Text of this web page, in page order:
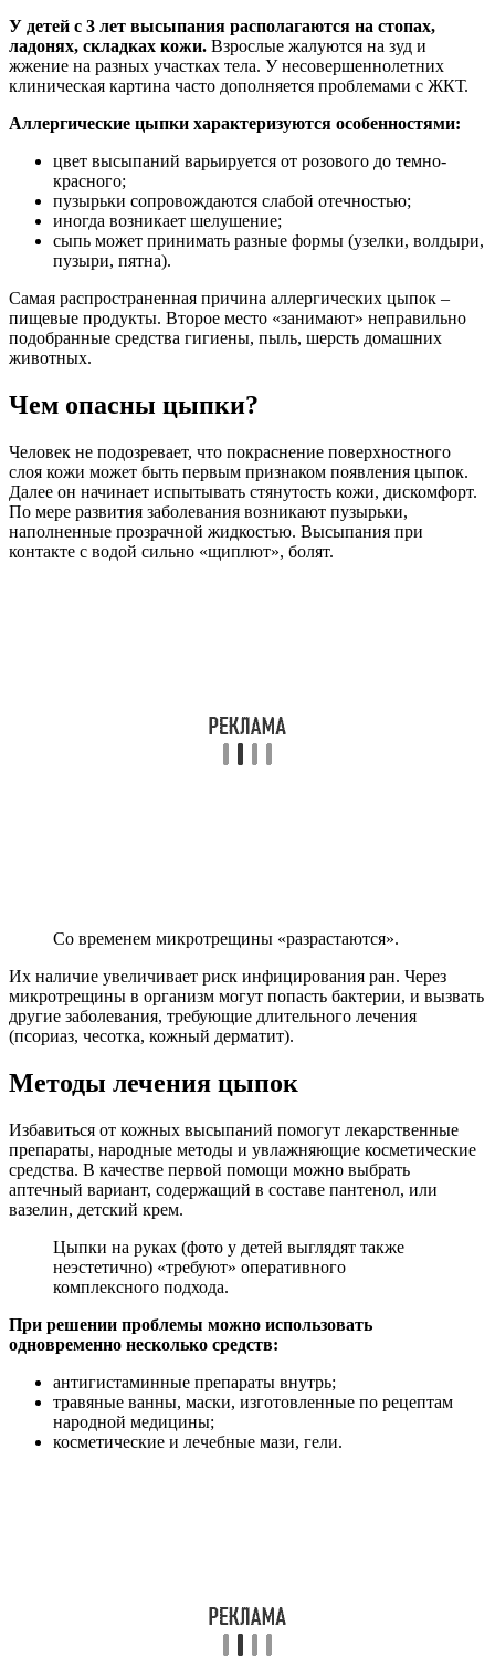
У детей с 3 лет высыпания располагаются на стопах,
ладонях, складках кожи. Взрослые жалуются на зуд и
жжение на разных участках тела. У несовершеннолетних
клиническая картина часто дополняется проблемами с ЖКТ.
Аллергические цыпки характеризуются особенностями:
цвет высыпаний варьируется от розового до темно-
красного;
пузырьки сопровождаются слабой отечностью;
иногда возникает шелушение;
сыпь может принимать разные формы (узелки, волдыри,
пузыри, пятна).
Самая распространенная причина аллергических цыпок –
пищевые продукты. Второе место «занимают» неправильно
подобранные средства гигиены, пыль, шерсть домашних
животных.
Чем опасны цыпки?
Человек не подозревает, что покраснение поверхностного
слоя кожи может быть первым признаком появления цыпок.
Далее он начинает испытывать стянутость кожи, дискомфорт.
По мере развития заболевания возникают пузырьки,
наполненные прозрачной жидкостью. Высыпания при
контакте с водой сильно «щиплют», болят.
Со временем микротрещины «разрастаются».
Их наличие увеличивает риск инфицирования ран. Через
микротрещины в организм могут попасть бактерии, и вызвать
другие заболевания, требующие длительного лечения
(псориаз, чесотка, кожный дерматит).
Методы лечения цыпок
Избавиться от кожных высыпаний помогут лекарственные
препараты, народные методы и увлажняющие косметические
средства. В качестве первой помощи можно выбрать
аптечный вариант, содержащий в составе пантенол, или
вазелин, детский крем.
Цыпки на руках (фото у детей выглядят также
неэстетично) «требуют» оперативного
комплексного подхода.
При решении проблемы можно использовать
одновременно несколько средств:
антигистаминные препараты внутрь;
травяные ванны, маски, изготовленные по рецептам
народной медицины;
косметические и лечебные мази, гели.